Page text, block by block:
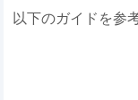
以下のガイドを参